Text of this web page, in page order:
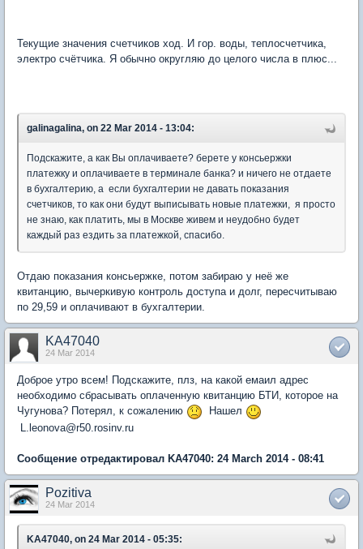
Текущие значения счетчиков ход. И гор. воды, теплосчетчика,
электро счётчика. Я обычно округляю до целого числа в плюс...
galinagalina, on 22 Mar 2014 - 13:04:
Подскажите, а как Вы оплачиваете? берете у консьержки
платежку и оплачиваете в терминале банка? и ничего не отдаете
в бухгалтерию, а если бухгалтерии не давать показания
счетчиков, то как они будут выписывать новые платежки, я просто
не знаю, как платить, мы в Москве живем и неудобно будет
каждый раз ездить за платежкой, спасибо.
Отдаю показания консьержке, потом забираю у неё же
квитанцию, вычеркивую контроль доступа и долг, пересчитываю
по 29,59 и оплачивают в бухгалтерии.
KA47040
24 Mar 2014
Доброе утро всем! Подскажите, плз, на какой емаил адрес
необходимо сбрасывать оплаченную квитанцию БТИ, которое на
Чугунова? Потерял, к сожалению
Нашел
L.leonova@r50.rosinv.ru
Сообщение отредактировал KA47040: 24 March 2014 - 08:41
Pozitiva
24 Mar 2014
KA47040, on 24 Mar 2014 - 05:35: